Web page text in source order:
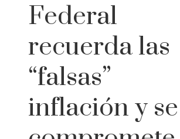
Federal
recuerda las
“falsas”
inflación y se